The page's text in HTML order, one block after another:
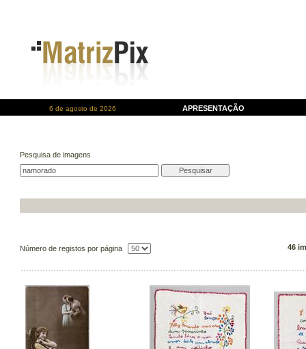
6 de agosto de 2026 APRESENTAÇÃO
Pesquisa de imagens
Número de registos por página 46